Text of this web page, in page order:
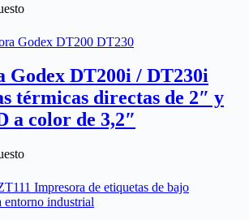
Godex DT200i / DT230i
térmicas directas de 2″ y
a color de 3,2″